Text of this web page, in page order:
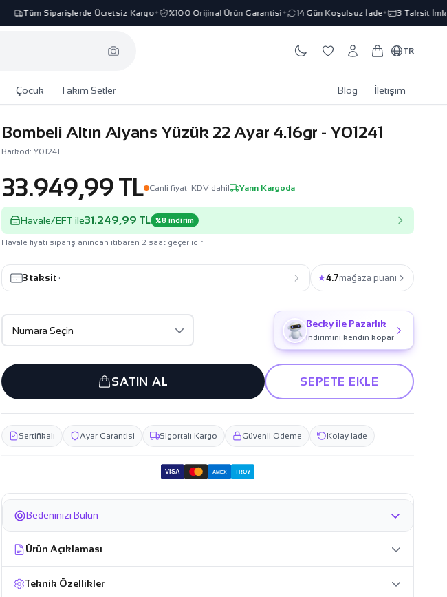
Tüm Siparişlerde Ücretsiz Kargo✦ %100 Orijinal Ürün Garantisi✦ 14 Gün Koşulsuz İade ✦ 3 Taksit İmkanı✦
TR
Çocuk Takım Setler Blog İletişim
Bombeli Altın Alyans Yüzük 22 Ayar 4.16gr - Y01241
Barkod: Y01241
33.949,99 TL Canli fiyat· KDV dahil Yarın Kargoda
Havale/EFT ile31.249,99 TL %8 indirim
Havale fiyatı sipariş anından itibaren 2 saat geçerlidir.
3 taksit · ★4.7mağaza puanı
Becky ile Pazarlık
İndirimini kendin kopar
SATIN AL SEPETE EKLE
Sertifikalı Ayar Garantisi Sigortalı Kargo Güvenli Ödeme Kolay İade
VISA AMEX TROY
Bedeninizi Bulun
Ürün Açıklaması
Teknik Özellikler